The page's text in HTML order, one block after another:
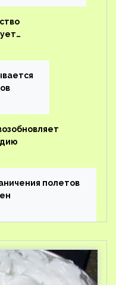
из-за рубежа
полетов